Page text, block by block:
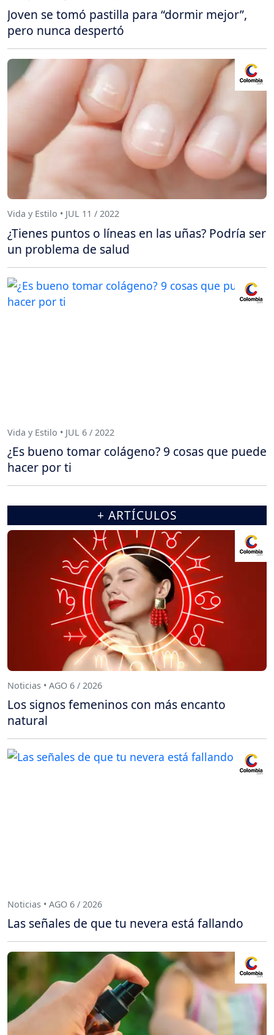
Joven se tomó pastilla para “dormir mejor”,
pero nunca despertó
Vida y Estilo • JUL 11 / 2022
¿Tienes puntos o líneas en las uñas? Podría ser
un problema de salud
Vida y Estilo • JUL 6 / 2022
¿Es bueno tomar colágeno? 9 cosas que puede
hacer por ti
+ ARTÍCULOS
Noticias • AGO 6 / 2026
Los signos femeninos con más encanto
natural
Noticias • AGO 6 / 2026
Las señales de que tu nevera está fallando